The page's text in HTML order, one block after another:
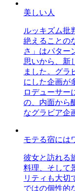
美しい人
ルッキズム批
絶えることの
さ」はパター
思いから、新
ました。グラ
にした企画が
ロデューサー
の、内面から
なグラビア企
モテる宿には
彼女と訪れる
料理、そして
リティも大切
ではの個性的